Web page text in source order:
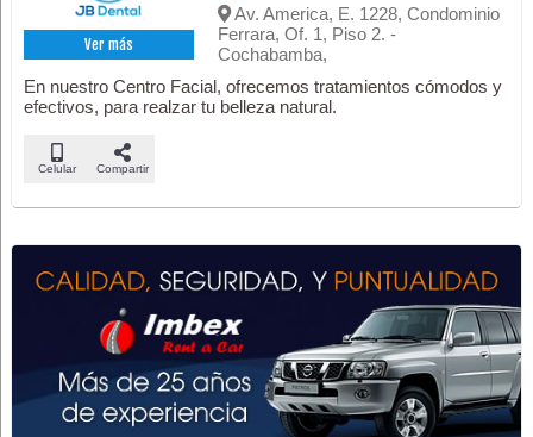
Ver más
Av. America, E. 1228, Condominio
Ferrara, Of. 1, Piso 2. -
Cochabamba,
En nuestro Centro Facial, ofrecemos tratamientos cómodos y
efectivos, para realzar tu belleza natural.
Celular Compartir